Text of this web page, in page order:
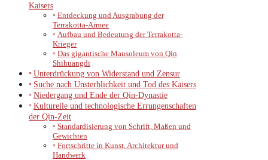
Kaisers
Entdeckung und Ausgrabung der
Terrakotta-Armee
Aufbau und Bedeutung der Terrakotta-
Krieger
Das gigantische Mausoleum von Qin
Shihuangdi
Unterdrückung von Widerstand und Zensur
Suche nach Unsterblichkeit und Tod des Kaisers
Niedergang und Ende der Qin-Dynastie
Kulturelle und technologische Errungenschaften
der Qin-Zeit
Standardisierung von Schrift, Maßen und
Gewichten
Fortschritte in Kunst, Architektur und
Handwerk